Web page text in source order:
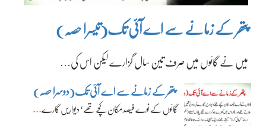
پتھر کے زمانے سے اے آئی تک(تیسرا حصہ)
میں نے گائوں میں صرف تین سال گزارے لیکن اس کی…
پتھر کے زمانے سے اے آئی تک(دوسرا حصہ)
گائوں کے نوے فیصد مکان کچے تھے‘ دیواریں گارے…